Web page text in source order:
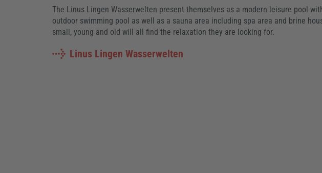
The Linus Lingen Wasserwelten present themselves as a modern leisure pool
outdoor swimming pool as well as a sauna area including spa area and brine
small, young and old will all find the relaxation they are looking for.
Linus Lingen Wasserwelten